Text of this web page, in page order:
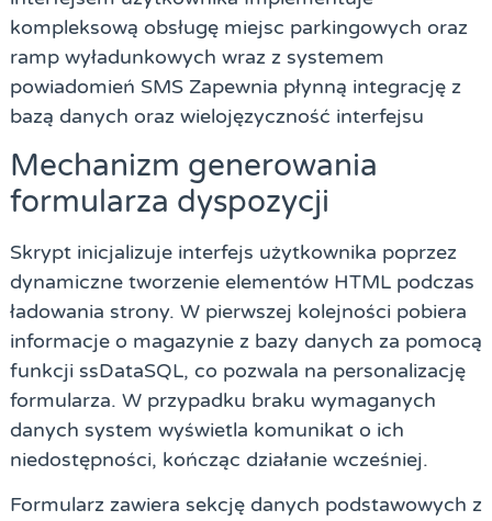
kompleksową obsługę miejsc parkingowych oraz
ramp wyładunkowych wraz z systemem
powiadomień SMS Zapewnia płynną integrację z
bazą danych oraz wielojęzyczność interfejsu
Mechanizm generowania
formularza dyspozycji
Skrypt inicjalizuje interfejs użytkownika poprzez
dynamiczne tworzenie elementów HTML podczas
ładowania strony. W pierwszej kolejności pobiera
informacje o magazynie z bazy danych za pomocą
funkcji ssDataSQL, co pozwala na personalizację
formularza. W przypadku braku wymaganych
danych system wyświetla komunikat o ich
niedostępności, kończąc działanie wcześniej.
Formularz zawiera sekcję danych podstawowych z